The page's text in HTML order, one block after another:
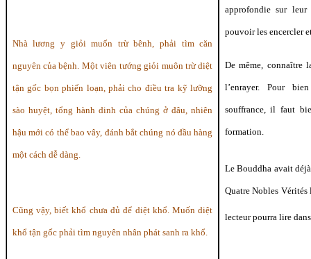
Nhà lương y giỏi muốn trừ bênh, phải tìm căn
nguyên của bệnh. Một viên tướng giỏi muôn trừ diệt
tận gốc bọn phiến loạn, phải cho điều tra kỹ lưỡng
sào huyệt, tổng hành dinh của chúng ở đâu, nhiên
hậu mới có thể bao vây, đánh bắt chúng nó đầu hàng
một cách dễ dàng.
Cũng vậy, biết khổ chưa đủ để diệt khổ. Muốn diệt
khổ tận gốc phải tìm nguyên nhân phát sanh ra khổ.
approfondie sur
pouvoir les encercler
De même, connaître
l’enrayer. Pour
souffrance, il faut
formation.
Le Bouddha avait
Quatre Nobles Vérités
lecteur pourra lire